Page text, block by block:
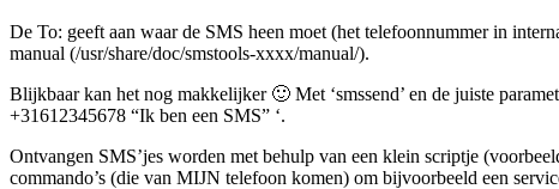
De To: geeft aan waar de SMS heen moet (het telefoonnummer in
manual (/usr/share/doc/smstools-xxxx/manual/).
Blijkbaar kan het nog makkelijker 🙂 Met ‘smssend’ en de juiste
+31612345678 “Ik ben een SMS” ‘.
Ontvangen SMS’jes worden met behulp van een klein scriptje
commando’s (die van MIJN telefoon komen) om bijvoorbeeld een